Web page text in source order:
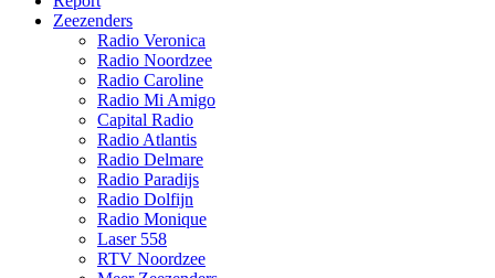
Zeezenders
Radio Veronica
Radio Noordzee
Radio Caroline
Radio Mi Amigo
Capital Radio
Radio Atlantis
Radio Delmare
Radio Paradijs
Radio Dolfijn
Radio Monique
Laser 558
RTV Noordzee